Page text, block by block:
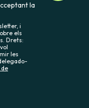
la
i
els
Drets:
les